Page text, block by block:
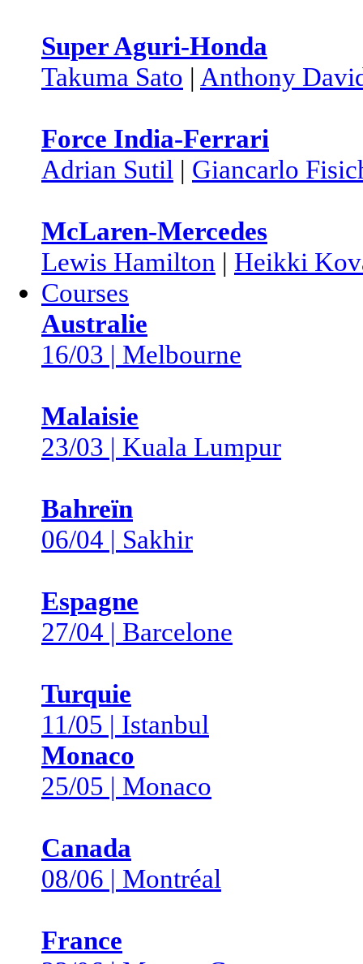
Super Aguri-Honda
Takuma Sato | Anthony
Force India-Ferrari
Adrian Sutil | Giancarlo
McLaren-Mercedes
Lewis Hamilton | Heikki
Courses
Australie
16/03 | Melbourne
Malaisie
23/03 | Kuala Lumpur
Bahreïn
06/04 | Sakhir
Espagne
27/04 | Barcelone
Turquie
11/05 | Istanbul
Monaco
25/05 | Monaco
Canada
08/06 | Montréal
France